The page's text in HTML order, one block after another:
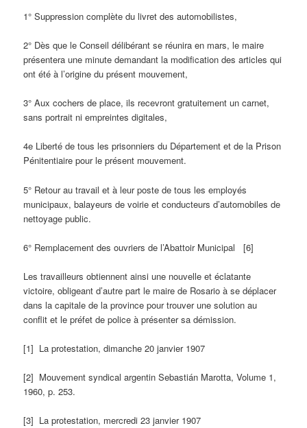
1° Suppression complète du livret des automobilistes,
2° Dès que le Conseil délibérant se réunira en mars, le maire
présentera une minute demandant la modification des articles qui
ont été à l’origine du présent mouvement,
3° Aux cochers de place, ils recevront gratuitement un carnet,
sans portrait ni empreintes digitales,
4e Liberté de tous les prisonniers du Département et de la Prison
Pénitentiaire pour le présent mouvement.
5° Retour au travail et à leur poste de tous les employés
municipaux, balayeurs de voirie et conducteurs d’automobiles de
nettoyage public.
6° Remplacement des ouvriers de l’Abattoir Municipal [6]
Les travailleurs obtiennent ainsi une nouvelle et éclatante
victoire, obligeant d’autre part le maire de Rosario à se déplacer
dans la capitale de la province pour trouver une solution au
conflit et le préfet de police à présenter sa démission.
[1] La protestation, dimanche 20 janvier 1907
[2] Mouvement syndical argentin Sebastián Marotta, Volume 1,
1960, p. 253.
[3] La protestation, mercredi 23 janvier 1907